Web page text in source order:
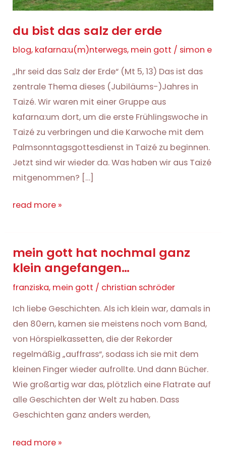
du bist das salz der erde
blog, kafarna:u(m)nterwegs, mein gott / simon e
„Ihr seid das Salz der Erde“ (Mt 5, 13) Das ist das
zentrale Thema dieses (Jubiläums-)Jahres in
Taizé. Wir waren mit einer Gruppe aus
kafarna:um dort, um die erste Frühlingswoche in
Taizé zu verbringen und die Karwoche mit dem
Palmsonntagsgottesdienst in Taizé zu beginnen.
Jetzt sind wir wieder da. Was haben wir aus Taizé
mitgenommen? […]
du
salz
der
read more »
mein gott hat nochmal ganz
klein angefangen…
franziska, mein gott / christian schröder
Ich liebe Geschichten. Als ich klein war, damals in
den 80ern, kamen sie meistens noch vom Band,
von Hörspielkassetten, die der Rekorder
regelmäßig „auffrass“, sodass ich sie mit dem
kleinen Finger wieder aufrollte. Und dann Bücher.
Wie großartig war das, plötzlich eine Flatrate auf
alle Geschichten der Welt zu haben. Dass
Geschichten ganz anders werden,
mein
read more »